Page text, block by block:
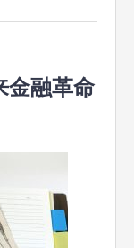
金融革命